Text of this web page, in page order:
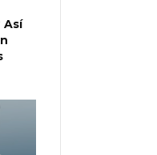
Así